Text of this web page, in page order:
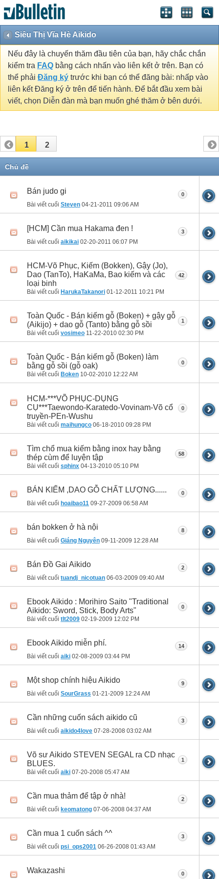
Siêu Thị Vĩa Hè Aikido
Nếu đây là chuyến thăm đầu tiên của bạn, hãy chắc chắn
kiểm tra FAQ bằng cách nhấn vào liên kết ở trên. Bạn có
thể phải Đăng ký trước khi bạn có thể đăng bài: nhấp vào
liên kết Đăng ký ở trên để tiến hành. Để bắt đầu xem bài
viết, chọn Diễn đàn mà bạn muốn ghé thăm ở bên dưới.
1 2
Chủ đề
Bán judo gi
Bài viết cuối Steven 04-21-2011 09:06 AM
0
[HCM] Cần mua Hakama đen !
Bài viết cuối aikikai 02-20-2011 06:07 PM
3
HCM-Võ Phục, Kiếm (Bokken), Gậy (Jo),
Dao (TanTo), HaKaMa, Bao kiếm và các
loại binh
Bài viết cuối HarukaTakanori 01-12-2011 10:21 PM
42
Toàn Quốc - Bán kiếm gỗ (Boken) + gậy gỗ
(Aikijo) + dao gỗ (Tanto) bằng gỗ sồi
Bài viết cuối vosimeo 11-22-2010 02:30 PM
1
Toàn Quốc - Bán kiếm gỗ (Boken) làm
bằng gỗ sồi (gỗ oak)
Bài viết cuối Boken 10-02-2010 12:22 AM
0
HCM-***VÕ PHỤC-DỤNG
CỤ***Taewondo-Karatedo-Vovinam-Võ cổ
truyền-PEn-Wushu
Bài viết cuối maihungco 06-18-2010 09:28 PM
0
Tìm chổ mua kiếm bằng inox hay bằng
thép cùm để luyện tập
Bài viết cuối sphinx 04-13-2010 05:10 PM
58
BÁN KIẾM ,DAO GỖ CHẤT LƯỢNG......
Bài viết cuối hoaibao11 09-27-2009 06:58 AM
0
bán bokken ở hà nội
Bài viết cuối Giáng Nguyên 09-11-2009 12:28 AM
8
Bán Đồ Gai Aikido
Bài viết cuối tuandj_nicotuan 06-03-2009 09:40 AM
2
Ebook Aikido : Morihiro Saito "Traditional
Aikido: Sword, Stick, Body Arts"
Bài viết cuối tlt2009 02-19-2009 12:02 PM
0
Ebook Aikido miễn phí.
Bài viết cuối aiki 02-08-2009 03:44 PM
14
Một shop chính hiệu Aikido
Bài viết cuối SourGrass 01-21-2009 12:24 AM
9
Cần những cuốn sách aikido cũ
Bài viết cuối aikido4love 07-28-2008 03:02 AM
3
Võ sư Aikido STEVEN SEGAL ra CD nhạc
BLUES.
Bài viết cuối aiki 07-20-2008 05:47 AM
1
Cần mua thảm để tập ở nhà!
Bài viết cuối keomatong 07-06-2008 04:37 AM
2
Cần mua 1 cuốn sách ^^
Bài viết cuối psi_ops2001 06-26-2008 01:43 AM
3
Wakazashi 0